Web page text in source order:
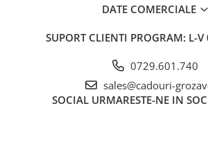
DATE COMERCIALE
SUPORT CLIENTI PROGRAM: L-
0729.601.740
sales@cadouri-
SOCIAL URMARESTE-NE IN